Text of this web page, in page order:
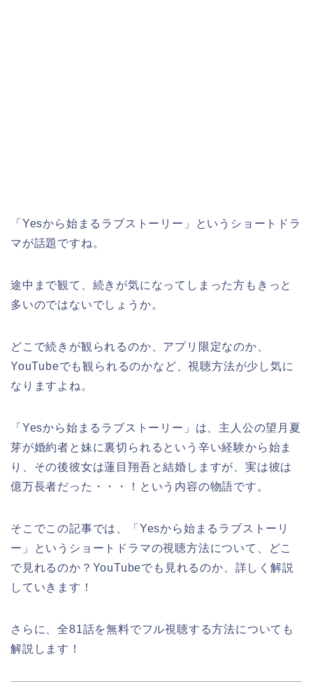
「Yesから始まるラブストーリー」というショートドラ
マが話題ですね。
途中まで観て、続きが気になってしまった方もきっと
多いのではないでしょうか。
どこで続きが観られるのか、アプリ限定なのか、
YouTubeでも観られるのかなど、視聴方法が少し気に
なりますよね。
「Yesから始まるラブストーリー」 は、主人公の望月夏
芽が婚約者と妹に裏切られるという辛い経験から始ま
り、その後彼女は蓮目翔吾と結婚しますが、実は彼は
億万長者だった・・・！という内容の物語です。
そこでこの記事では、
「Yesから始まるラブストーリ
ー」
というショートドラマの視聴方法について、どこ
で見れるのか？YouTubeでも見れるのか、詳しく解説
していきます！
さらに、全81話を無料でフル視聴する方法についても
解説します！